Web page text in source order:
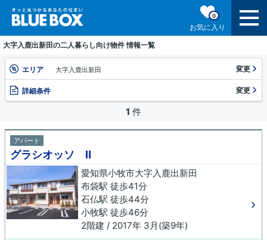
お気に入り
0
大字入鹿出新田の二人暮らし向け物件 情報一覧
エリア 大字入鹿出新田 変更
詳細条件 変更
1 件
アパート
グラシオッソ Ⅱ
愛知県小牧市大字入鹿出新田
布袋駅 徒歩41分
石仏駅 徒歩44分
小牧駅 徒歩46分
2階建 / 2017年 3月(築9年)